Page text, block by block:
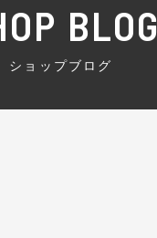
BLOG
ショップブログ